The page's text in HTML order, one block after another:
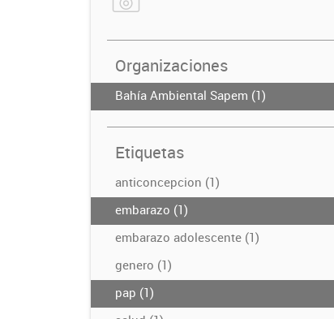
Organizaciones
Bahía Ambiental Sapem (1)
Etiquetas
anticoncepcion (1)
embarazo (1)
embarazo adolescente (1)
genero (1)
pap (1)